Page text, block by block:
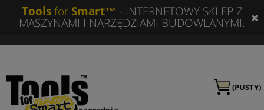
Toolsfor Smart™ - INTERNETOWY SKLEP Z
MASZYNAMI I NARZĘDZIAMI BUDOWLANYMI.
(PUSTY)